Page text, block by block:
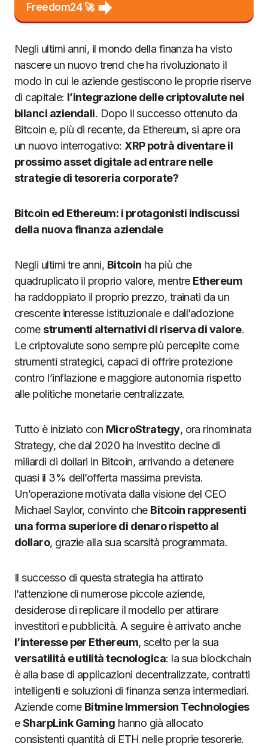
Freedom24 🚀
Negli ultimi anni, il mondo della finanza ha visto
nascere un nuovo trend che ha rivoluzionato il
modo in cui le aziende gestiscono le proprie riserve
di capitale: l’integrazione delle criptovalute nei
bilanci aziendali. Dopo il successo ottenuto da
Bitcoin e, più di recente, da Ethereum, si apre ora
un nuovo interrogativo: XRP potrà diventare il
prossimo asset digitale ad entrare nelle
strategie di tesoreria corporate?
Bitcoin ed Ethereum: i protagonisti indiscussi
della nuova finanza aziendale
Negli ultimi tre anni, Bitcoin ha più che
quadruplicato il proprio valore, mentre Ethereum
ha raddoppiato il proprio prezzo, trainati da un
crescente interesse istituzionale e dall’adozione
come strumenti alternativi di riserva di valore.
Le criptovalute sono sempre più percepite come
strumenti strategici, capaci di offrire protezione
contro l’inflazione e maggiore autonomia rispetto
alle politiche monetarie centralizzate.
Tutto è iniziato con MicroStrategy, ora rinominata
Strategy, che dal 2020 ha investito decine di
miliardi di dollari in Bitcoin, arrivando a detenere
quasi il 3% dell’offerta massima prevista.
Un’operazione motivata dalla visione del CEO
Michael Saylor, convinto che Bitcoin rappresenti
una forma superiore di denaro rispetto al
dollaro, grazie alla sua scarsità programmata.
Il successo di questa strategia ha attirato
l’attenzione di numerose piccole aziende,
desiderose di replicare il modello per attirare
investitori e pubblicità. A seguire è arrivato anche
l’interesse per Ethereum, scelto per la sua
versatilità e utilità tecnologica: la sua blockchain
è alla base di applicazioni decentralizzate, contratti
intelligenti e soluzioni di finanza senza intermediari.
Aziende come Bitmine Immersion Technologies
eSharpLink Gaming hanno già allocato
consistenti quantità di ETH nelle proprie tesorerie.